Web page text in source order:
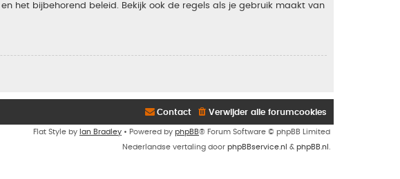
het bijbehorend beleid. Bekijk ook de regels als je gebruik maakt van
Verwijder alle forumcookies
Contact
Flat Style by Ian Bradley • Powered by phpBB® Forum Software © phpBB Limited
Nederlandse vertaling door phpBBservice.nl & phpBB.nl